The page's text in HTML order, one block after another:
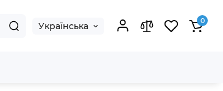
Українська 0